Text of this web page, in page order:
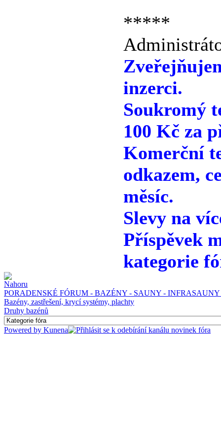
*****
inzerci.
Soukromý
100 Kč za
Komerční
odkazem,
měsíc.
Slevy na
Příspěvek
kategorie
PORADENSKÉ FÓRUM - BAZÉNY - SAUNY -
Bazény, zastřešení, krycí systémy, plachty
Druhy bazénů
Powered by Kunena